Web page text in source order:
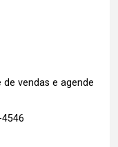
vendas e agende